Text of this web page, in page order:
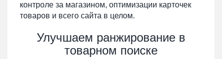
контроле за магазином, оптимизации карточек
товаров и всего сайта в целом.
Улучшаем ранжирование в
товарном поиске